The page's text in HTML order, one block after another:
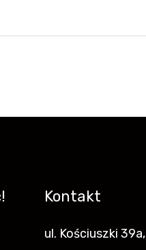
Kontakt
ul. Kościuszki 39a,